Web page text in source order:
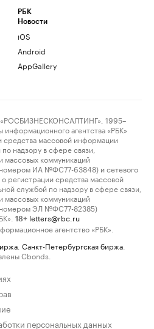
РБК
Новости
iOS
Android
AppGallery
1995–
агентства «РБК»
средства массовой информации
надзору в сфере связи,
массовых коммуникаций
ИА №ФС77-63848) и сетевого
регистрации средства массовой
службой по надзору в сфере связи,
массовых коммуникаций
номером ЭЛ №ФС77-82385)
18+ letters@rbc.ru
агентство «РБК».
Санкт-Петербургская биржа
Cbonds.
персональных данных